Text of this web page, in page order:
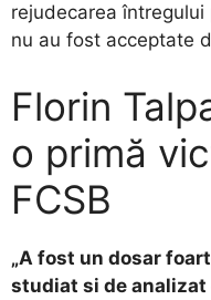
rejudecarea
nu au fost acceptate
Florin
o primă
FCSB
„A fost un dosar
studiat si de